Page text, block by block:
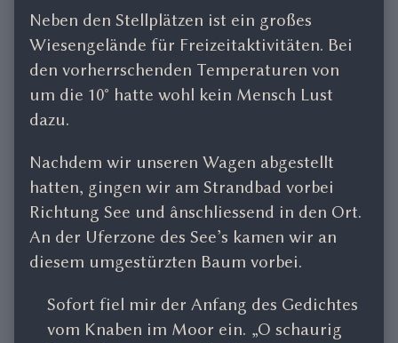
Neben den Stellplätzen ist ein großes
Wiesengelände für Freizeitaktivitäten. Bei
den vorherrschenden Temperaturen von
um die 10° hatte wohl kein Mensch Lust
dazu.
Nachdem wir unseren Wagen abgestellt
hatten, gingen wir am Strandbad vorbei
Richtung See und ânschliessend in den Ort.
An der Uferzone des See’s kamen wir an
diesem umgestürzten Baum vorbei.
Sofort fiel mir der Anfang des Gedichtes
vom Knaben im Moor ein. „O schaurig